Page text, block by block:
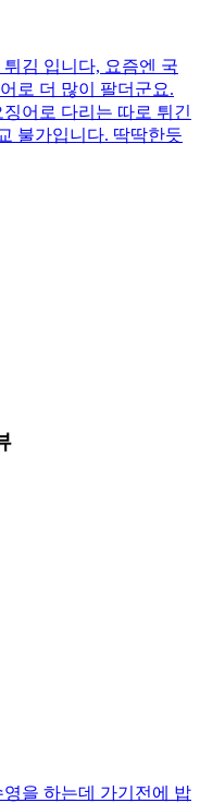
김 입니다, 요즘엔 국
로 더 많이 팔더군요.
어로 다리는 따로 튀긴
불가입니다. 딱딱한듯
을 하는데 가기전에 밥